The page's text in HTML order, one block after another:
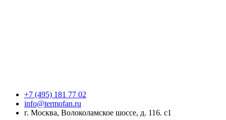
+7 (495) 181 77 02
info@termofan.ru
г. Москва, Волоколамское шоссе, д. 116. с1